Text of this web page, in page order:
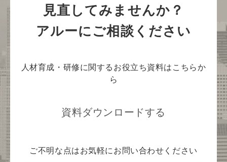
見直してみませんか？
アルーにご相談ください
人材育成・研修に関するお役立ち資料はこちらか
ら
資料ダウンロードする
ご不明な点はお気軽にお問い合わせください